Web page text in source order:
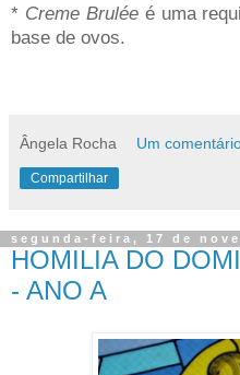
* Creme Bruléeé uma
base de ovos.
Ângela Rocha Um
Compartilhar
segunda-feira, 17 de
HOMILIA DO
- ANO A